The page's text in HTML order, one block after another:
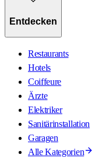
Entdecken
Restaurants
Hotels
Coiffeure
Ärzte
Elektriker
Sanitärinstallation
Garagen
Alle Kategorien